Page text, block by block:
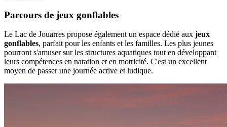
Parcours de jeux gonflables
Le Lac de Jouarres propose également un espace dédié aux jeux
gonflables, parfait pour les enfants et les familles. Les plus jeunes
pourront s'amuser sur les structures aquatiques tout en développant
leurs compétences en natation et en motricité. C'est un excellent
moyen de passer une journée active et ludique.